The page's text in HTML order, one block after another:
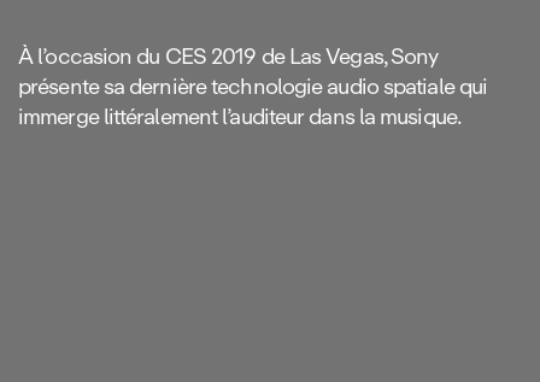
À l’occasion du CES 2019 de Las Vegas, Sony
présente sa dernière technologie audio spatiale qui
immerge littéralement l’auditeur dans la musique.